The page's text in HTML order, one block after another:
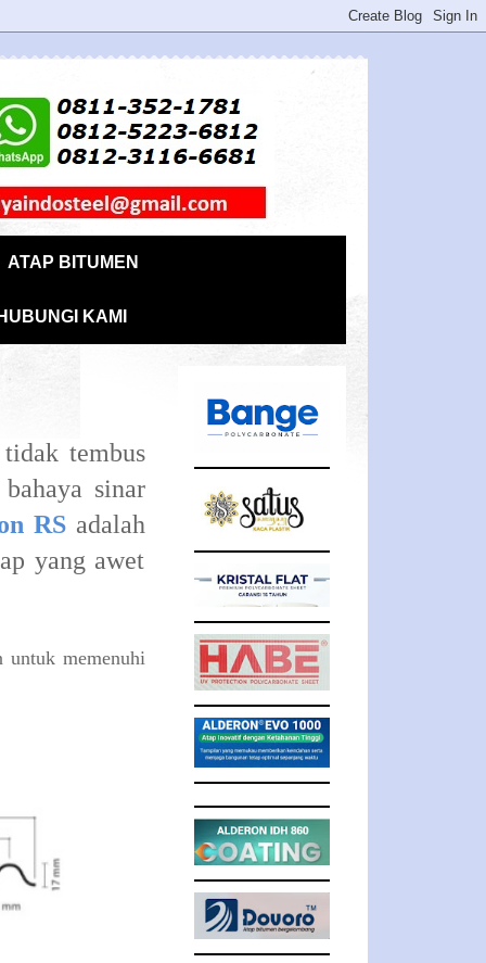
ATAP BITUMEN
KAMI
tembus
sinar
RSadalah
yang awet
untuk memenuhi